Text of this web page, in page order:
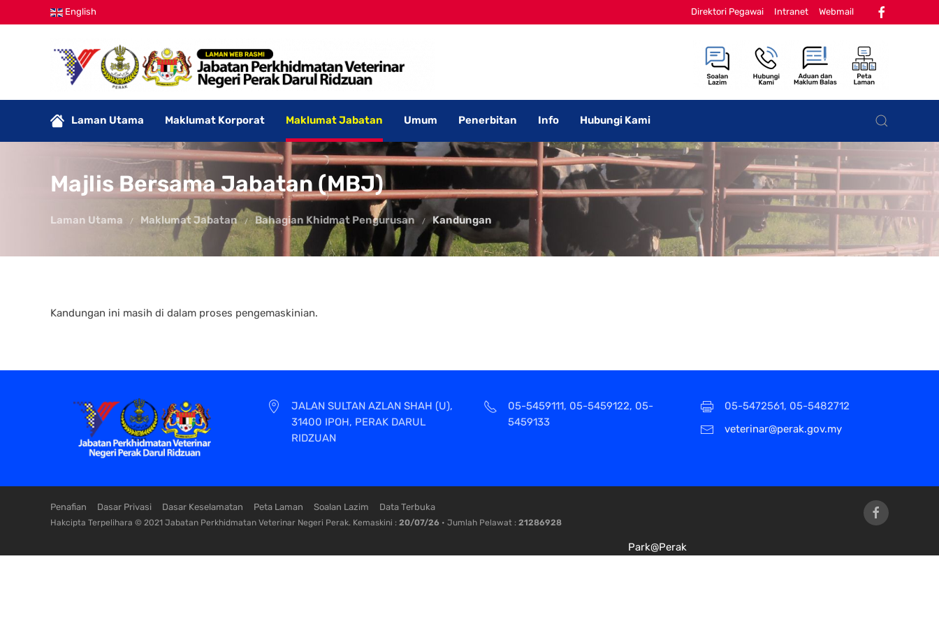
English Direktori Pegawai Intranet Webmail
Laman Utama Maklumat Korporat Maklumat Jabatan Umum Penerbitan Info Hubungi Kami
Majlis Bersama Jabatan (MBJ)
Laman Utama Maklumat Jabatan Bahagian Khidmat Pengurusan Kandungan
Kandungan ini masih di dalam proses pengemaskinian.
JALAN SULTAN AZLAN SHAH (U),
31400 IPOH, PERAK DARUL
RIDZUAN
05-5459111, 05-5459122, 05-
5459133
05-5472561, 05-5482712
veterinar@perak.gov.my
Penafian Dasar Privasi Dasar Keselamatan Peta Laman Soalan Lazim Data Terbuka
Hakcipta Terpelihara © 2021 Jabatan Perkhidmatan Veterinar Negeri Perak. Kemaskini : 20/07/26 • Jumlah Pelawat : 21286928
Park@Perak